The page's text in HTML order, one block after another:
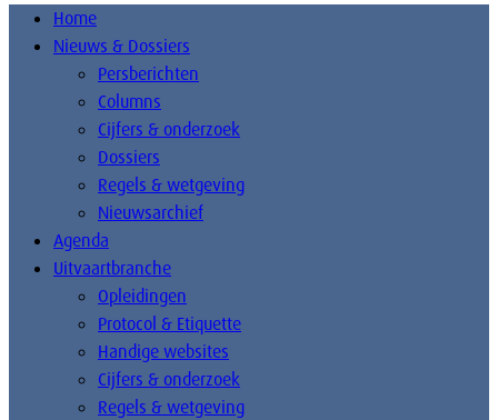
Home
Nieuws & Dossiers
Persberichten
Columns
Cijfers & onderzoek
Dossiers
Regels & wetgeving
Nieuwsarchief
Agenda
Uitvaartbranche
Opleidingen
Protocol & Etiquette
Handige websites
Cijfers & onderzoek
Regels & wetgeving